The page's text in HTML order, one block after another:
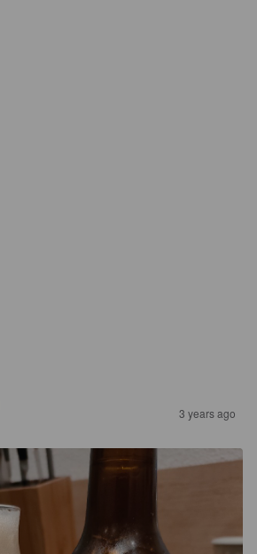
3 years ago